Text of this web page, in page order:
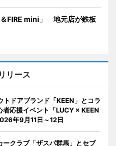
FIRE mini」 地元店が鉄板
リース
トドアブランド「KEEN」とコラ
応援イベント「LUCY × KEEN
年9月11日～12日
ークラブ「ザスパ群馬」とセブ